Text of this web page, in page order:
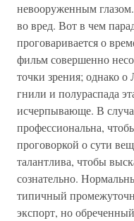
невооруженным
во вред. Вот в чем
проговаривается о
фильм совершенно
точки зрения; однако о
гнили и полураспада
исчерпывающе. В
профессиональна,
проговоркой о сути
талантлива, чтобы
сознательно.
типичный
экспорт, но